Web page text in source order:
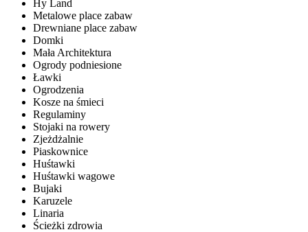
Hy Land
Metalowe place zabaw
Drewniane place zabaw
Domki
Mała Architektura
Ogrody podniesione
Ławki
Ogrodzenia
Kosze na śmieci
Regulaminy
Stojaki na rowery
Zjeżdżalnie
Piaskownice
Huśtawki
Huśtawki wagowe
Bujaki
Karuzele
Linaria
Ścieżki zdrowia